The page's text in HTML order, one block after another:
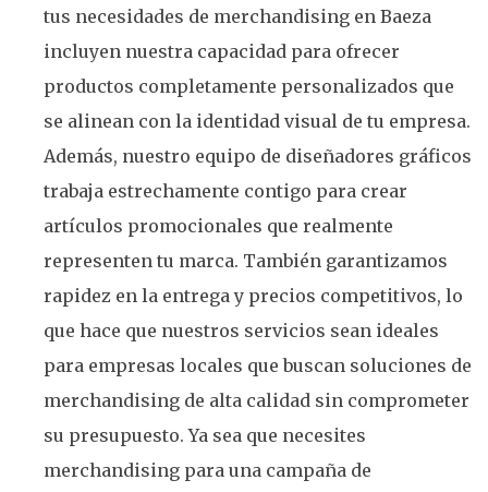
tus necesidades de merchandising en Baeza
incluyen nuestra capacidad para ofrecer
productos completamente personalizados que
se alinean con la identidad visual de tu empresa.
Además, nuestro equipo de diseñadores gráficos
trabaja estrechamente contigo para crear
artículos promocionales que realmente
representen tu marca. También garantizamos
rapidez en la entrega y precios competitivos, lo
que hace que nuestros servicios sean ideales
para empresas locales que buscan soluciones de
merchandising de alta calidad sin comprometer
su presupuesto. Ya sea que necesites
merchandising para una campaña de